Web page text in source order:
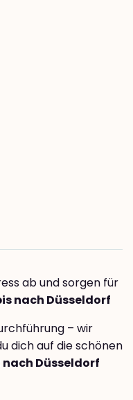
ab und sorgen für
nach Düsseldorf
– wir
dich auf die schönen
Düsseldorf